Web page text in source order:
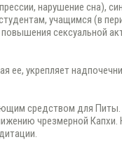
нарушение сна),
учащимся (в
сексуальной
ее, укрепляет
средством для Питы.
чрезмерной Капхи.